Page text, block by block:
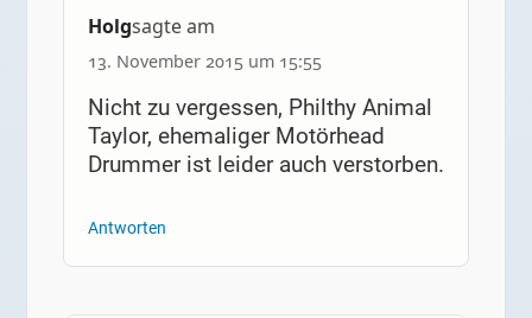
Holgsagte am
13. November 2015 um 15:55
Nicht zu vergessen, Philthy Animal
Taylor, ehemaliger Motörhead
Drummer ist leider auch verstorben.
Antworten